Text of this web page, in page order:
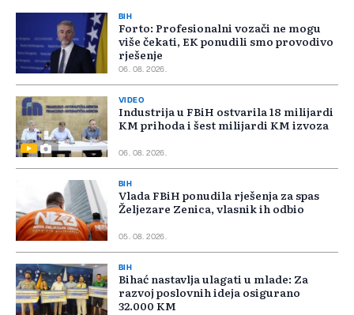
BIH
Forto: Profesionalni vozači ne mogu
više čekati, EK ponudili smo provodivo
rješenje
06. 08. 2026.
VIDEO
Industrija u FBiH ostvarila 18 milijardi
KM prihoda i šest milijardi KM izvoza
06. 08. 2026.
BIH
Vlada FBiH ponudila rješenja za spas
Željezare Zenica, vlasnik ih odbio
05. 08. 2026.
BIH
Bihać nastavlja ulagati u mlade: Za
razvoj poslovnih ideja osigurano
32.000 KM